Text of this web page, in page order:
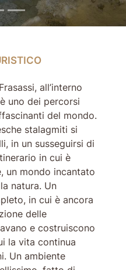
all’interno
uno dei percorsi
del mondo.
stalagmiti si
in un susseguirsi di
in cui è
un mondo incantato
natura. Un
in cui è ancora
delle
e costruiscono
la vita continua
Un ambiente